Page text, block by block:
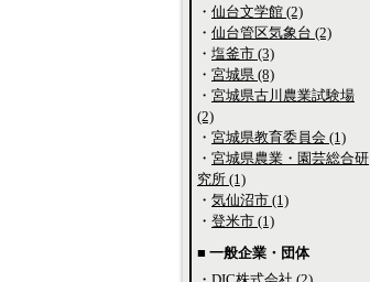
・ 仙台文学館 (2)
・ 仙台管区気象台 (2)
・ 塩釜市 (3)
・ 宮城県 (8)
・ 宮城県古川農業試験場
(2)
・ 宮城県教育委員会 (1)
・ 宮城県農業・園芸総合研
究所 (1)
・ 気仙沼市 (1)
・ 登米市 (1)
■ 一般企業・団体